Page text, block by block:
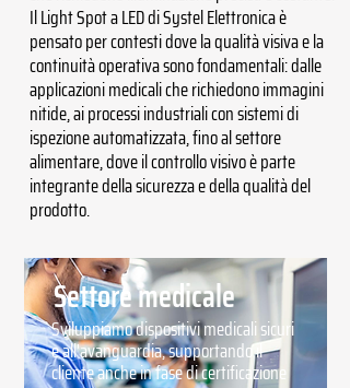
Il Light Spot a LED di Systel Elettronica è
pensato per contesti dove la qualità visiva e la
continuità operativa sono fondamentali: dalle
applicazioni medicali che richiedono immagini
nitide, ai processi industriali con sistemi di
ispezione automatizzata, fino al settore
alimentare, dove il controllo visivo è parte
integrante della sicurezza e della qualità del
prodotto.
Settore medicale
Sviluppiamo dispositivi medicali sicuri
e all'avanguardia, supportando il
cliente anche in fase di certificazione